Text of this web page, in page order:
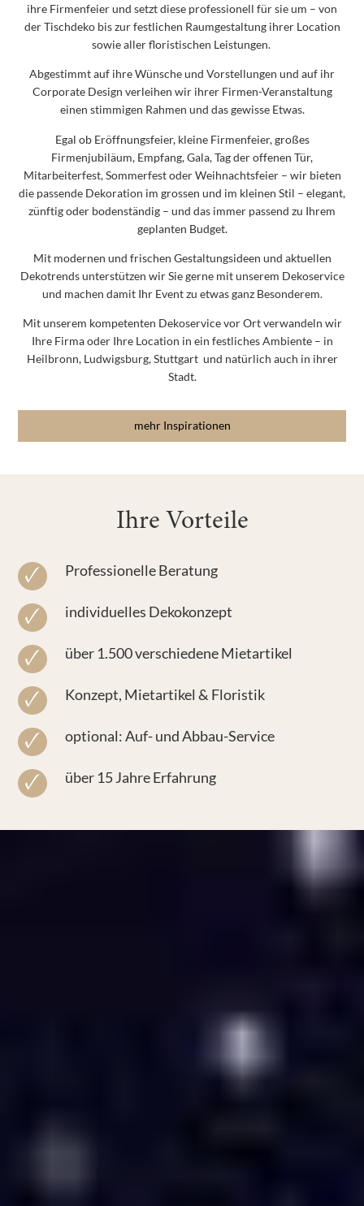
ihre Firmenfeier und setzt diese professionell für sie um – von
der Tischdeko bis zur festlichen Raumgestaltung ihrer Location
sowie aller floristischen Leistungen.
Abgestimmt auf ihre Wünsche und Vorstellungen und auf ihr
Corporate Design verleihen wir ihrer Firmen-Veranstaltung
einen stimmigen Rahmen und das gewisse Etwas.
Egal ob Eröffnungsfeier, kleine Firmenfeier, großes
Firmenjubiläum, Empfang, Gala, Tag der offenen Tür,
Mitarbeiterfest, Sommerfest oder Weihnachtsfeier – wir bieten
die passende Dekoration im grossen und im kleinen Stil – elegant,
zünftig oder bodenständig – und das immer passend zu Ihrem
geplanten Budget.
Mit modernen und frischen Gestaltungsideen und aktuellen
Dekotrends unterstützen wir Sie gerne mit unserem Dekoservice
und machen damit Ihr Event zu etwas ganz Besonderem.
Mit unserem kompetenten Dekoservice vor Ort verwandeln wir
Ihre Firma oder Ihre Location in ein festliches Ambiente – in
Heilbronn, Ludwigsburg, Stuttgart und natürlich auch in ihrer
Stadt.
mehr Inspirationen
Ihre Vorteile
Professionelle Beratung
individuelles Dekokonzept
über 1.500 verschiedene Mietartikel
Konzept, Mietartikel & Floristik
optional: Auf- und Abbau-Service
über 15 Jahre Erfahrung